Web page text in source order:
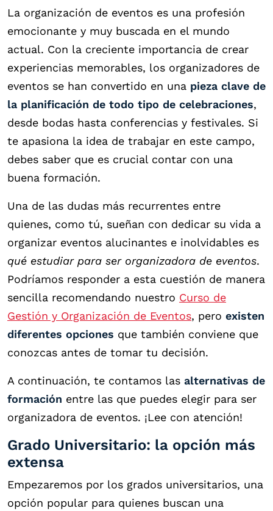
La organización de eventos es una profesión
emocionante y muy buscada en el mundo
actual. Con la creciente importancia de crear
experiencias memorables, los organizadores de
eventos se han convertido en una pieza clave de
la planificación de todo tipo de celebraciones,
desde bodas hasta conferencias y festivales. Si
te apasiona la idea de trabajar en este campo,
debes saber que es crucial contar con una
buena formación.
Una de las dudas más recurrentes entre
quienes, como tú, sueñan con dedicar su vida a
organizar eventos alucinantes e inolvidables es
qué estudiar para ser organizadora de eventos.
Podríamos responder a esta cuestión de manera
sencilla recomendando nuestro Curso de
Gestión y Organización de Eventos, pero existen
diferentes opciones que también conviene que
conozcas antes de tomar tu decisión.
A continuación, te contamos las alternativas de
formación entre las que puedes elegir para ser
organizadora de eventos. ¡Lee con atención!
Grado Universitario: la opción más
extensa
Empezaremos por los grados universitarios, una
opción popular para quienes buscan una